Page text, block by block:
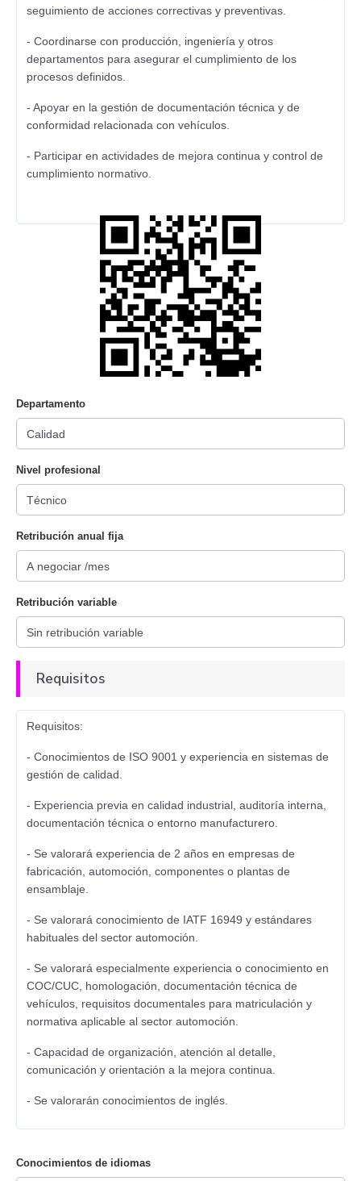
seguimiento de acciones correctivas y preventivas.
- Coordinarse con producción, ingeniería y otros
departamentos para asegurar el cumplimiento de los
procesos definidos.
- Apoyar en la gestión de documentación técnica y de
conformidad relacionada con vehículos.
- Participar en actividades de mejora continua y control de
cumplimiento normativo.
Departamento
Nivel profesional
Retribución anual fija
Retribución variable
Requisitos
Requisitos:
- Conocimientos de ISO 9001 y experiencia en sistemas de
gestión de calidad.
- Experiencia previa en calidad industrial, auditoría interna,
documentación técnica o entorno manufacturero.
- Se valorará experiencia de 2 años en empresas de
fabricación, automoción, componentes o plantas de
ensamblaje.
- Se valorará conocimiento de IATF 16949 y estándares
habituales del sector automoción.
- Se valorará especialmente experiencia o conocimiento en
COC/CUC, homologación, documentación técnica de
vehículos, requisitos documentales para matriculación y
normativa aplicable al sector automoción.
- Capacidad de organización, atención al detalle,
comunicación y orientación a la mejora continua.
- Se valorarán conocimientos de inglés.
Conocimientos de idiomas